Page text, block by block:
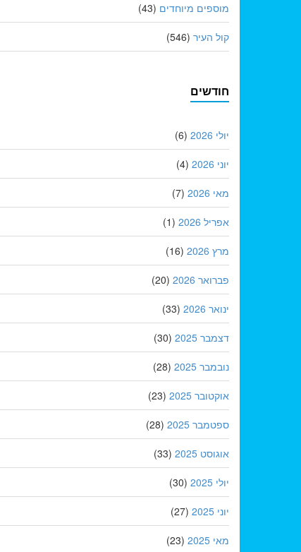
מוספים מיוחדים (43)
קול העיר (546)
חודשים
יולי 2026 (6)
יוני 2026 (4)
מאי 2026 (7)
אפריל 2026 (1)
מרץ 2026 (16)
פברואר 2026 (20)
ינואר 2026 (33)
דצמבר 2025 (30)
נובמבר 2025 (28)
אוקטובר 2025 (23)
ספטמבר 2025 (28)
אוגוסט 2025 (33)
יולי 2025 (30)
יוני 2025 (27)
מאי 2025 (23)